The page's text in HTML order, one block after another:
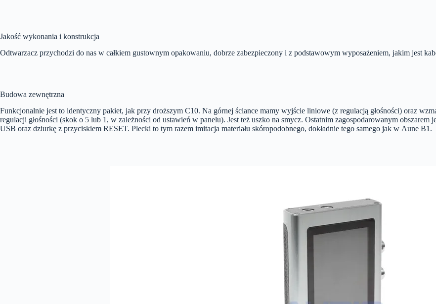
Jakość wykonania i konstrukcja
Odtwarzacz przychodzi do nas w całkiem gustownym opakowaniu, dobrze zabezpieczony i z podstawowym wyposażeniem, jakim jest
Budowa zewnętrzna
Funkcjonalnie jest to identyczny pakiet, jak przy droższym C10. Na górnej ściance mamy wyjście liniowe (z regulacją głośności) oraz
regulacji głośności (skok o 5 lub 1, w zależności od ustawień w panelu). Jest też uszko na smycz. Ostatnim zagospodarowanym
USB oraz dziurkę z przyciskiem RESET. Plecki to tym razem imitacja materiału skóropodobnego, dokładnie tego samego jak w Aune B1.